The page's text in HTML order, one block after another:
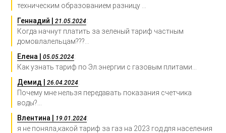
техническим образованием разницу ...
Геннадий |21.05.2024:
Когда начнут платить за зеленый тариф частным
домовлалельцам???...
Елена |05.05.2024:
Как узнать тариф по Эл.энергии с газовым плитами...
Демид |26.04.2024:
Почему мне нельзя передавать показания счетчика
воды?...
Влентина | 19.01.2024:
я не поняла,какой тариф за газ на 2023 год для населения